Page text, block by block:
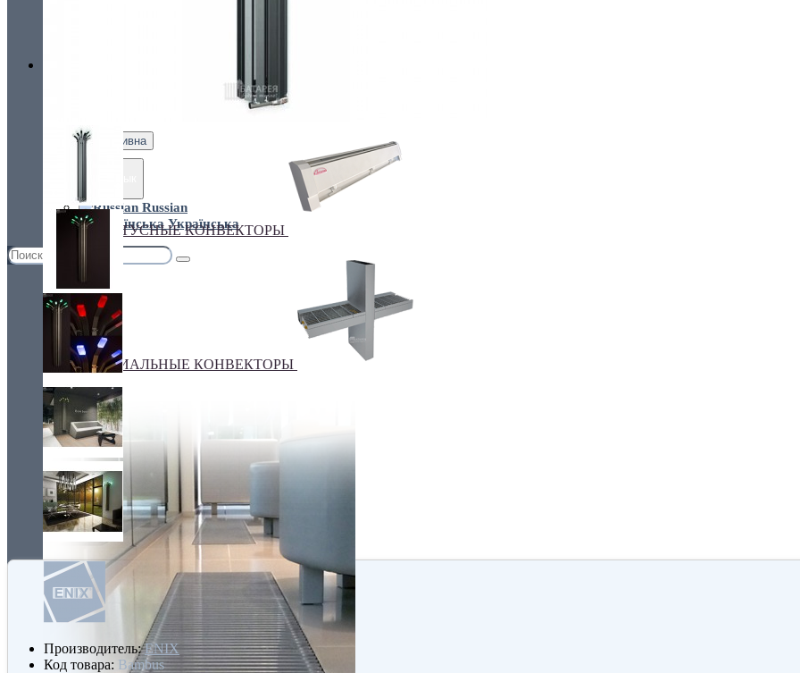
грн. Гривна
Russian
Українська
НАСТЕННЫЕ КОНВЕКТОРЫ
ПЛИНТУСНЫЕ КОНВЕКТОРЫ
СПЕЦИАЛЬНЫЕ КОНВЕКТОРЫ
Производитель:ENIX
Код товара: Bambus